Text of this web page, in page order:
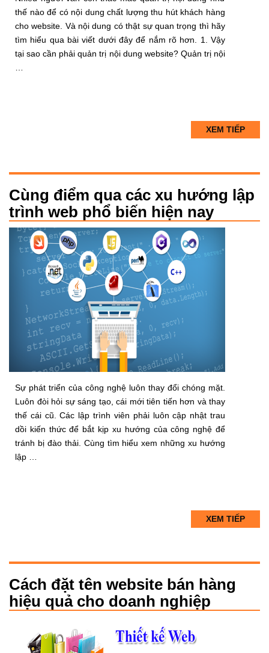
thế nào để có nội dung chất lượng thu hút khách hàng
cho website. Và nội dung có thật sự quan trọng thì hãy
tìm hiểu qua bài viết dưới đây để nắm rõ hơn. 1. Vậy
tại sao cần phải quản trị nội dung website? Quản trị nội
XEM TIẾP
Cùng điểm qua các xu hướng lập
trình web phổ biến hiện nay
Sự phát triển của công nghệ luôn thay đổi chóng mặt.
Luôn đòi hỏi sự sáng tạo, cái mới tiên tiến hơn và thay
thế cái cũ. Các lập trình viên phải luôn cập nhật trau
dồi kiến thức để bắt kịp xu hướng của công nghệ để
tránh bị đào thải. Cùng tìm hiểu xem những xu hướng
lập …
XEM TIẾP
Cách đặt tên website bán hàng
hiệu quả cho doanh nghiệp